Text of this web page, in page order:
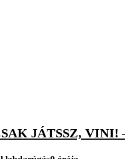
JÁTSSZ, VINI!